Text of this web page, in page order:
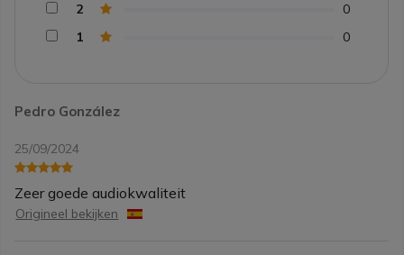
Pedro González
25/09/2024
Zeer goede audiokwaliteit
Origineel bekijken
2
0
1
0